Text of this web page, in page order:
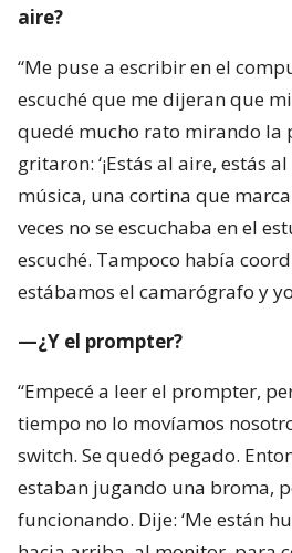
aire?
“Me puse a escribir en el
escuché que me dijeran que
quedé mucho rato mirando la
gritaron: ‘¡Estás al aire, estás
música, una cortina que
veces no se escuchaba en el
escuché. Tampoco había
estábamos el camarógrafo y
—¿Y el prompter?
“Empecé a leer el prompter,
tiempo no lo movíamos
switch. Se quedó pegado.
estaban jugando una broma,
funcionando. Dije: ‘Me están